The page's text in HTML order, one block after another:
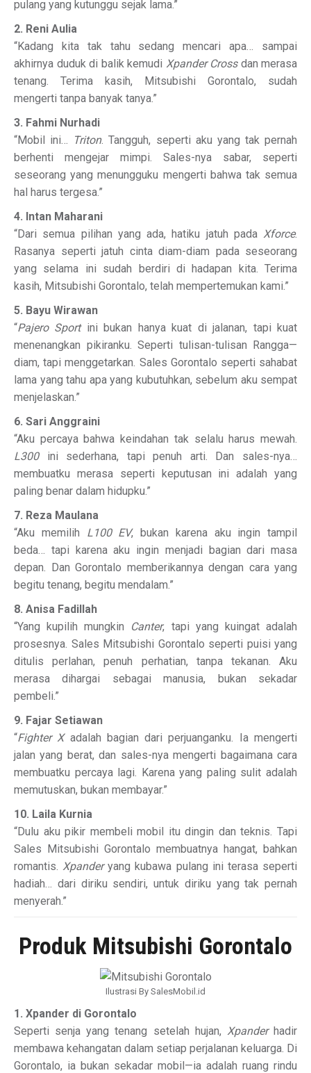
pulang yang kutunggu sejak lama.”
2. Reni Aulia
“Kadang kita tak tahu sedang mencari apa… sampai
akhirnya duduk di balik kemudi Xpander Crossdan merasa
tenang. Terima kasih, Mitsubishi Gorontalo, sudah
mengerti tanpa banyak tanya.”
3. Fahmi Nurhadi
“Mobil ini… Triton. Tangguh, seperti aku yang tak pernah
berhenti mengejar mimpi. Sales-nya sabar, seperti
seseorang yang menungguku mengerti bahwa tak semua
hal harus tergesa.”
4. Intan Maharani
“Dari semua pilihan yang ada, hatiku jatuh pada Xforce.
Rasanya seperti jatuh cinta diam-diam pada seseorang
yang selama ini sudah berdiri di hadapan kita. Terima
kasih, Mitsubishi Gorontalo, telah mempertemukan kami.”
5. Bayu Wirawan
“Pajero Sportini bukan hanya kuat di jalanan, tapi kuat
menenangkan pikiranku. Seperti tulisan-tulisan Rangga—
diam, tapi menggetarkan. Sales Gorontalo seperti sahabat
lama yang tahu apa yang kubutuhkan, sebelum aku sempat
menjelaskan.”
6. Sari Anggraini
“Aku percaya bahwa keindahan tak selalu harus mewah.
L300ini sederhana, tapi penuh arti. Dan sales-nya…
membuatku merasa seperti keputusan ini adalah yang
paling benar dalam hidupku.”
7. Reza Maulana
“Aku memilih L100 EV, bukan karena aku ingin tampil
beda… tapi karena aku ingin menjadi bagian dari masa
depan. Dan Gorontalo memberikannya dengan cara yang
begitu tenang, begitu mendalam.”
8. Anisa Fadillah
“Yang kupilih mungkin Canter, tapi yang kuingat adalah
prosesnya. Sales Mitsubishi Gorontalo seperti puisi yang
ditulis perlahan, penuh perhatian, tanpa tekanan. Aku
merasa dihargai sebagai manusia, bukan sekadar
pembeli.”
9. Fajar Setiawan
“Fighter Xadalah bagian dari perjuanganku. Ia mengerti
jalan yang berat, dan sales-nya mengerti bagaimana cara
membuatku percaya lagi. Karena yang paling sulit adalah
memutuskan, bukan membayar.”
10. Laila Kurnia
“Dulu aku pikir membeli mobil itu dingin dan teknis. Tapi
Sales Mitsubishi Gorontalo membuatnya hangat, bahkan
romantis.Xpanderyang kubawa pulang ini terasa seperti
hadiah… dari diriku sendiri, untuk diriku yang tak pernah
menyerah.”
Produk Mitsubishi Gorontalo
Ilustrasi By SalesMobil.id
1. Xpander di Gorontalo
Seperti senja yang tenang setelah hujan, Xpanderhadir
membawa kehangatan dalam setiap perjalanan keluarga. Di
Gorontalo, ia bukan sekadar mobil—ia adalah ruang rindu